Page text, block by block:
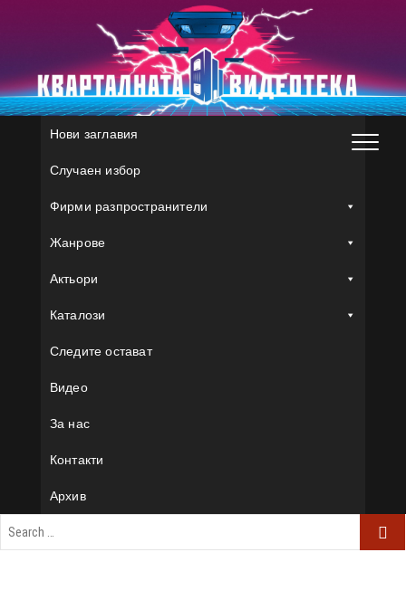
Нови заглавия
Случаен избор
Фирми разпространители
Жанрове
Актьори
Каталози
Следите остават
Видео
За нас
Контакти
Архив